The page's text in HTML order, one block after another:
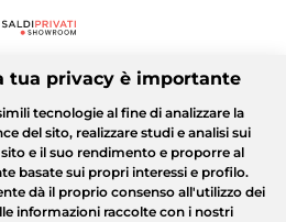
tua privacy è importante
tecnologie al fine di analizzare la
del sito, realizzare studi e analisi sui
e il suo rendimento e proporre al
basate sui propri interessi e profilo.
dà il proprio consenso all'utilizzo dei
informazioni raccolte con i nostri